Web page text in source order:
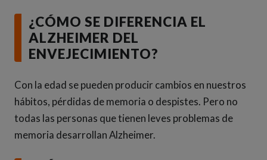
¿CÓMO SE DIFERENCIA EL
ALZHEIMER DEL
ENVEJECIMIENTO?
Con la edad se pueden producir cambios en nuestros
hábitos, pérdidas de memoria o despistes. Pero no
todas las personas que tienen leves problemas de
memoria desarrollan Alzheimer.